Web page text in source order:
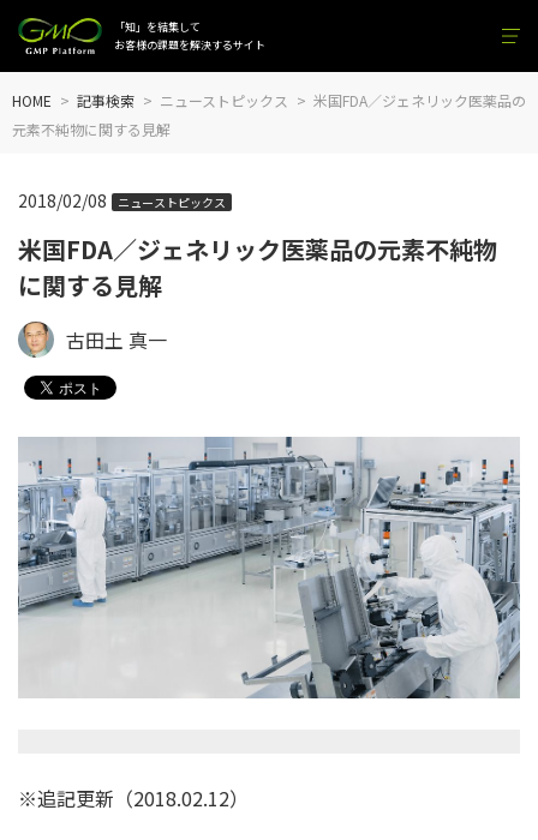
「知」を結集して
お客様の課題を解決するサイト
HOME 記事検索 ニューストピックス
米国FDA／ジェネリック医薬品の
元素不純物に関する見解
米国FDA／ジェネリック医薬品の元素不純物
に関する見解
2018/02/08 ニューストピックス
古田土 真一
※追記更新（2018.02.12）